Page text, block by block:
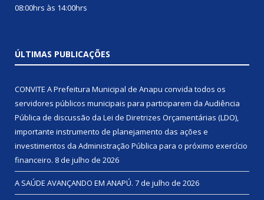
08:00hrs às 14:00hrs
ÚLTIMAS PUBLICAÇÕES
CONVITE A Prefeitura Municipal de Anapu convida todos os
servidores públicos municipais para participarem da Audiência
Pública de discussão da Lei de Diretrizes Orçamentárias (LDO),
importante instrumento de planejamento das ações e
investimentos da Administração Pública para o próximo exercício
financeiro. 8 de julho de 2026
A SAÚDE AVANÇANDO EM ANAPÚ. 7 de julho de 2026